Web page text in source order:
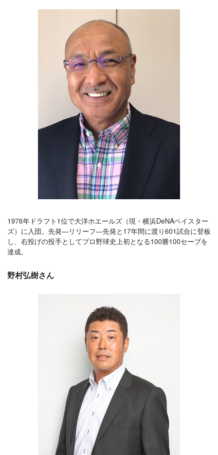
1976年ドラフト1位で大洋ホエールズ（現・横浜DeNAベイスター
ズ）に入団。先発―リリーフ―先発と17年間に渡り601試合に登板
し、右投げの投手としてプロ野球史上初となる100勝100セーブを
達成。
野村弘樹さん